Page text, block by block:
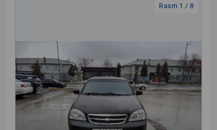
Rasm 1 / 8